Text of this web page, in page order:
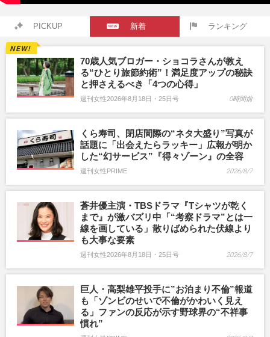
PICKUP 新着 ランキング
70歳人気ブロガー・ショコラさんが教え
る“ひとり旅節約術”！満足度アップの秘訣
と押さえるべき「4つの心得」
週刊女性2026年8月18日・25日号 0時間前
くら寿司、閉店間際の“ネタ大盛り”写真が
話題に「出会えたらラッキー」広報が明か
した“幻サービス”『得々ゾーン』の全容
週刊女性PRIME 2026/8/7
蒼井優主演・TBSドラマ『Tシャツが乾く
まで』が激バズリ中「“考察ドラマ”とは一
線を画している」散りばめられた伏線より
も大事な要素
週刊女性2026年8月18日・25日号 2026/8/7
巨人・高梨雄平投手に”お泊まり不倫”報道
も「ゾンビのせいで不倫がかわいく見え
る」ファンの反応が示す野球界の“不祥事
慣れ”